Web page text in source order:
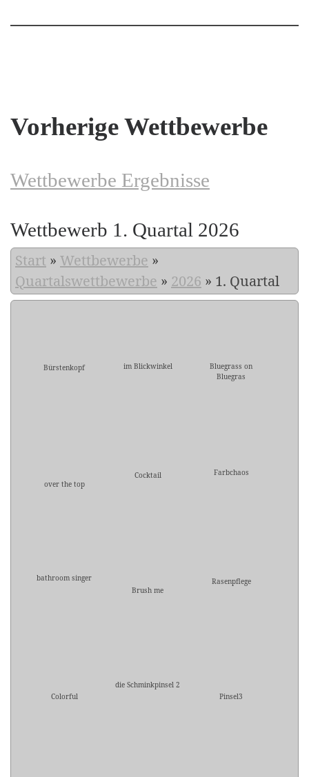
Vorherige Wettbewerbe
Wettbewerbe Ergebnisse
Wettbewerb 1. Quartal 2026
Start » Wettbewerbe »
Quartalswettbewerbe » 2026 » 1. Quartal
Bürstenkopf im Blickwinkel
Bluegrass on
Bluegras
over the top
Cocktail Farbchaos
bathroom singer
Brush me
Rasenpflege
Colorful
die Schminkpinsel 2
Pinsel3